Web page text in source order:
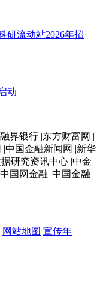
研流动站2026年招
动
界银行 |东方财富网 |
中国金融新闻网 |新华
研究资讯中心 |中金
国网金融 |中国金融
网站地图 宣传年